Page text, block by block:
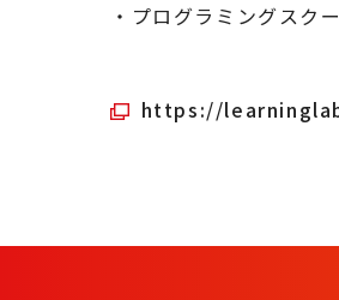
・プログラミングスク
https://